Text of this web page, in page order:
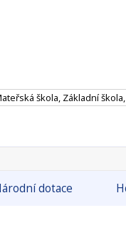
škola, Základní
dotace